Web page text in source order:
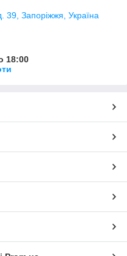
39, Запоріжжя, Україна
18:00